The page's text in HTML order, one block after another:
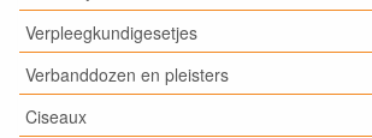
Verpleegkundigesetjes
Verbanddozen en pleisters
Ciseaux